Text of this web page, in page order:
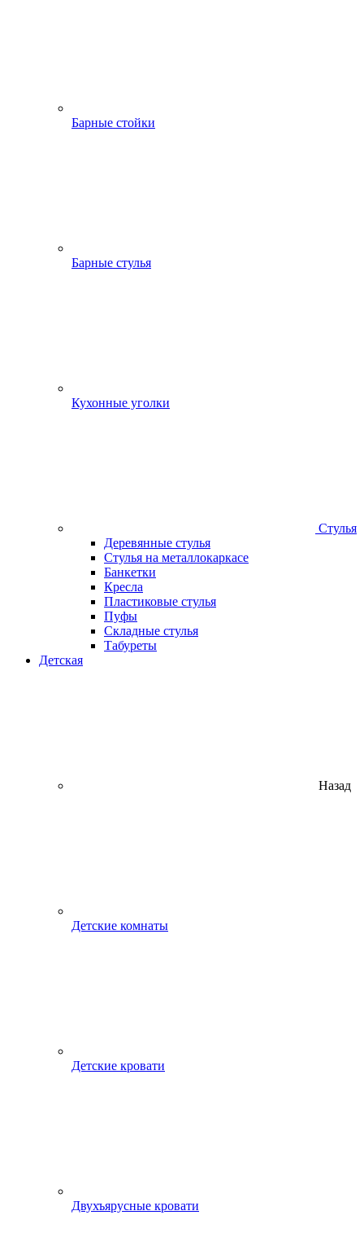
Барные стойки
Барные стулья
Кухонные уголки
Стулья
Деревянные стулья
Стулья на металлокаркасе
Банкетки
Кресла
Пластиковые стулья
Пуфы
Складные стулья
Табуреты
Детская
Назад
Детские комнаты
Детские кровати
Двухъярусные кровати